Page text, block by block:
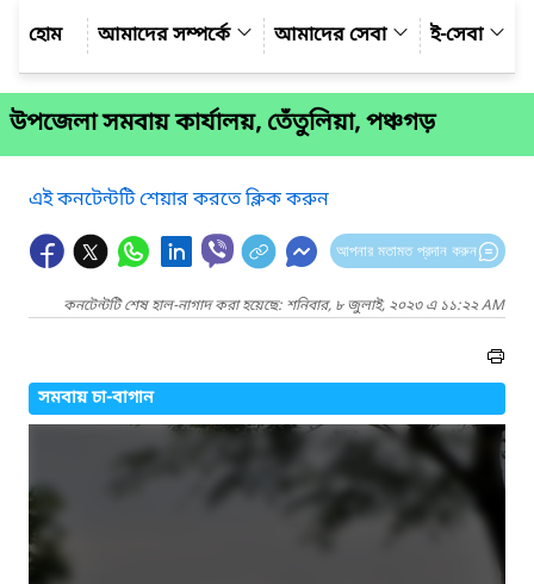
আমাদের সম্পর্কে
আমাদের সেবা ই-সেবা
উপ‌জেলা সমবায় কার্যালয়, তেঁতুলিয়া, পঞ্চগড়
এই কনটেন্টটি শেয়ার করতে ক্লিক করুন
আপনার মতামত প্রদান করুন
কনটেন্টটি শেষ হাল-নাগাদ করা হয়েছে: শনিবার, ৮ জুলাই, ২০২৩ এ ১১:২২ AM
সমবায় চা-বাগান